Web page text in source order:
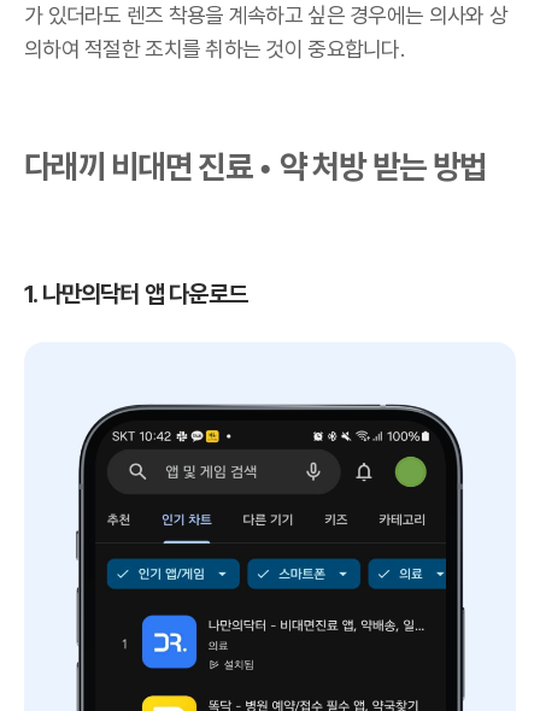
가 있더라도 렌즈 착용을 계속하고 싶은 경우에는 의사와 상
의하여 적절한 조치를 취하는 것이 중요합니다.
다래끼 비대면 진료 • 약 처방 받는 방법
1. 나만의닥터 앱 다운로드